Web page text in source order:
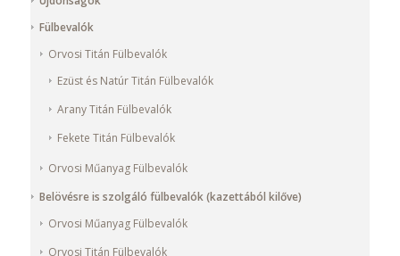
Fülbevalók
Orvosi Titán Fülbevalók
Ezüst és Natúr Titán Fülbevalók
Arany Titán Fülbevalók
Fekete Titán Fülbevalók
Orvosi Műanyag Fülbevalók
Belövésre is szolgáló fülbevalók (kazettából kilőve)
Orvosi Műanyag Fülbevalók
Orvosi Titán Fülbevalók